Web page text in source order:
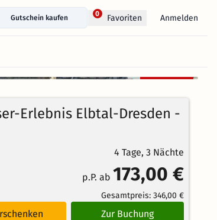
Gutschein kaufen
0 Favoriten Anmelden
96%
Bewertungen
4.2/5
stornierbar
Erlebnis Elbtal-Dresden -
4 Tage, 3 Nächte
p.P. ab 173,00 €
Gesamtpreis: 346,00 €
Zur Buchung